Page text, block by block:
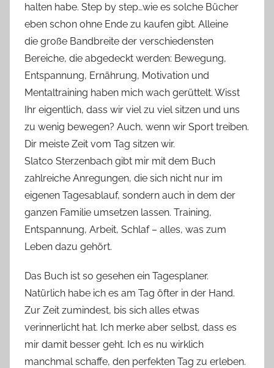
halten habe. Step by step…wie es solche Bücher
eben schon ohne Ende zu kaufen gibt. Alleine
die große Bandbreite der verschiedensten
Bereiche, die abgedeckt werden: Bewegung,
Entspannung, Ernährung, Motivation und
Mentaltraining haben mich wach gerüttelt. Wisst
Ihr eigentlich, dass wir viel zu viel sitzen und uns
zu wenig bewegen? Auch, wenn wir Sport treiben.
Dir meiste Zeit vom Tag sitzen wir.
Slatco Sterzenbach gibt mir mit dem Buch
zahlreiche Anregungen, die sich nicht nur im
eigenen Tagesablauf, sondern auch in dem der
ganzen Familie umsetzen lassen. Training,
Entspannung, Arbeit, Schlaf – alles, was zum
Leben dazu gehört.
Das Buch ist so gesehen ein Tagesplaner.
Natürlich habe ich es am Tag öfter in der Hand.
Zur Zeit zumindest, bis sich alles etwas
verinnerlicht hat. Ich merke aber selbst, dass es
mir damit besser geht. Ich es nu wirklich
manchmal schaffe, den perfekten Tag zu erleben.